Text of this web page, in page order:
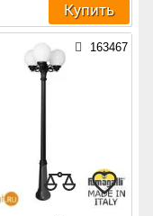
Купить
163467